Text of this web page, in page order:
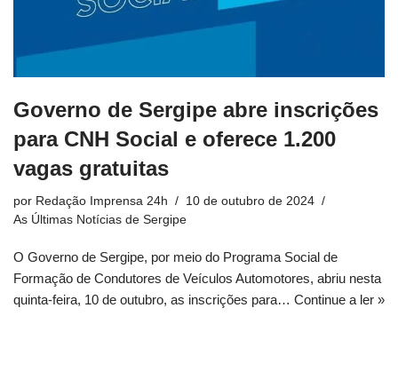
Governo de Sergipe abre inscrições
para CNH Social e oferece 1.200
vagas gratuitas
por Redação Imprensa 24h
10 de outubro de 2024
As Últimas Notícias de Sergipe
O Governo de Sergipe, por meio do Programa Social de
Formação de Condutores de Veículos Automotores, abriu nesta
quinta-feira, 10 de outubro, as inscrições para… Continue a ler »